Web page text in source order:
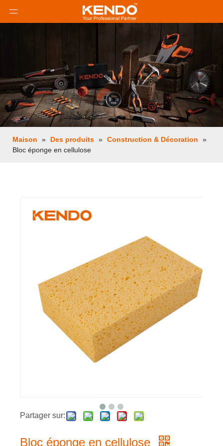
Maison » Des produits » Construction & Décoration
»
Bloc éponge en cellulose
Partager sur:
Bloc éponge en cellulose